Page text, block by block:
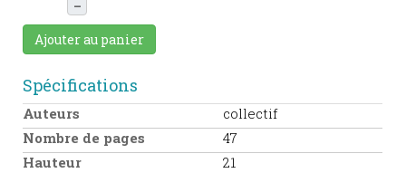
–
Ajouter au panier
Spécifications
Auteurs
collectif
Nombre de pages
47
Hauteur
21